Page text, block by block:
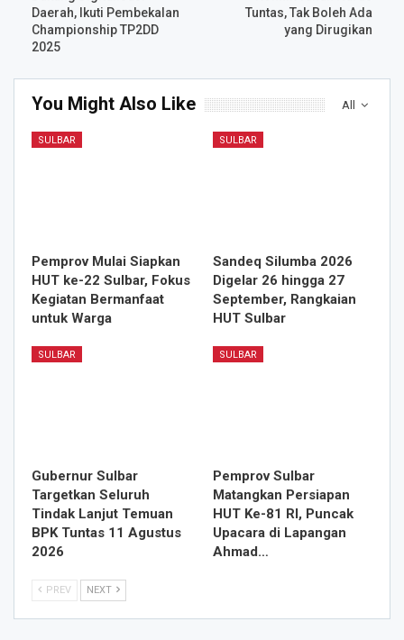
Daerah, Ikuti Pembekalan
Championship TP2DD
2025
Tuntas, Tak Boleh Ada
yang Dirugikan
All
You Might Also Like
SULBAR
Pemprov Mulai Siapkan
HUT ke-22 Sulbar, Fokus
Kegiatan Bermanfaat
untuk Warga
SULBAR
Sandeq Silumba 2026
Digelar 26 hingga 27
September, Rangkaian
HUT Sulbar
SULBAR
Gubernur Sulbar
Targetkan Seluruh
Tindak Lanjut Temuan
BPK Tuntas 11 Agustus
2026
SULBAR
Pemprov Sulbar
Matangkan Persiapan
HUT Ke-81 RI, Puncak
Upacara di Lapangan
Ahmad…
PREV NEXT